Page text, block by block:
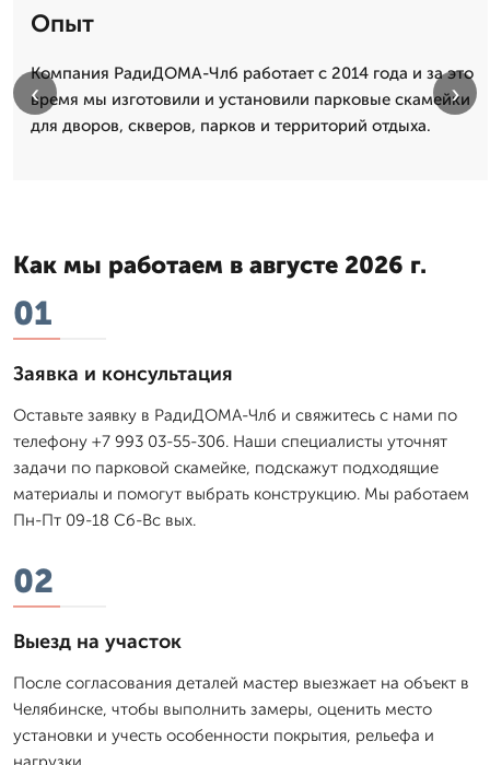
Опыт
Компания РадиДОМА-Члб работает с 2014 года и за это
время мы изготовили и установили парковые скамейки
для дворов, скверов, парков и территорий отдыха.
‹ ›
Как мы работаем в августе 2026 г.
01
Заявка и консультация
Оставьте заявку в РадиДОМА-Члб и свяжитесь с нами по
телефону +7 993 03-55-306. Наши специалисты уточнят
задачи по парковой скамейке, подскажут подходящие
материалы и помогут выбрать конструкцию. Мы работаем
Пн-Пт 09-18 Сб-Вс вых.
02
Выезд на участок
После согласования деталей мастер выезжает на объект в
Челябинске, чтобы выполнить замеры, оценить место
установки и учесть особенности покрытия, рельефа и